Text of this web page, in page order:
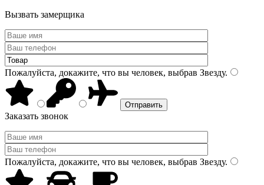
Вызвать замерщика
Пожалуйста, докажите, что вы человек, выбрав Звезду.
Заказать звонок
Пожалуйста, докажите, что вы человек, выбрав Звезду.